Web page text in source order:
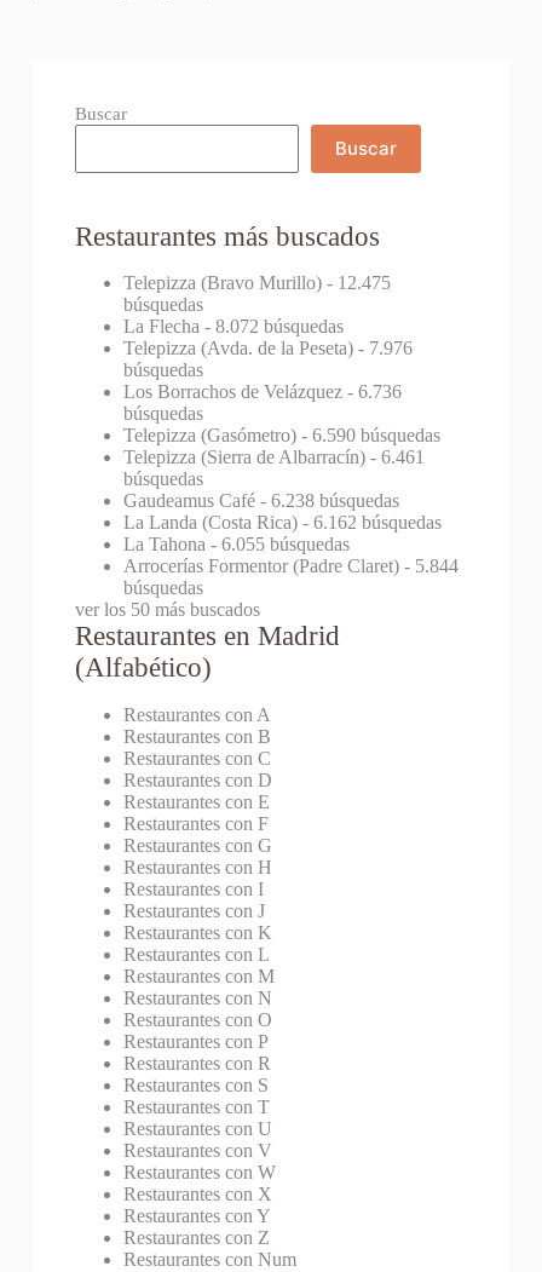
Buscar
Buscar
Restaurantes más buscados
Telepizza (Bravo Murillo)- 12.475
búsquedas
La Flecha - 8.072 búsquedas
Telepizza (Avda. de la Peseta)- 7.976
búsquedas
Los Borrachos de Velázquez- 6.736
búsquedas
Telepizza (Gasómetro)- 6.590 búsquedas
Telepizza (Sierra de Albarracín)- 6.461
búsquedas
Gaudeamus Café- 6.238 búsquedas
La Landa (Costa Rica)- 6.162 búsquedas
La Tahona - 6.055 búsquedas
Arrocerías Formentor (Padre Claret)- 5.844
búsquedas
ver los 50 más buscados
Restaurantes en Madrid
(Alfabético)
Restaurantes con A
Restaurantes con B
Restaurantes con C
Restaurantes con D
Restaurantes con E
Restaurantes con F
Restaurantes con G
Restaurantes con H
Restaurantes con I
Restaurantes con J
Restaurantes con K
Restaurantes con L
Restaurantes con M
Restaurantes con N
Restaurantes con O
Restaurantes con P
Restaurantes con R
Restaurantes con S
Restaurantes con T
Restaurantes con U
Restaurantes con V
Restaurantes con W
Restaurantes con X
Restaurantes con Y
Restaurantes con Z
Restaurantes con Num